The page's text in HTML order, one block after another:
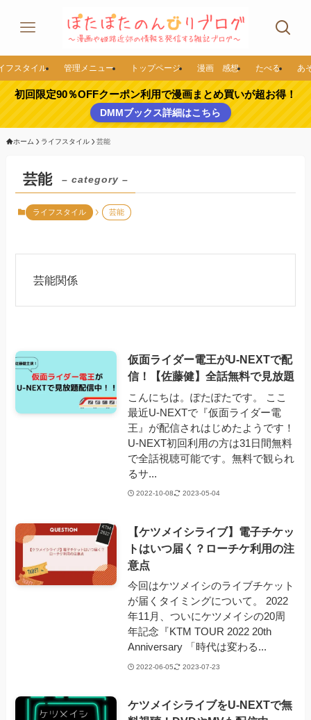
フスタイル 管理メニュー トップページ 漫画 感想 たべる あ
初回限定90％OFFクーポン利用で漫画まとめ買いが超お得！
DMMブックス詳細はこちら
ホーム ライフスタイル 芸能
芸能 – category –
ライフスタイル 芸能
芸能関係
仮面ライダー電王がU-NEXTで配
信！【佐藤健】全話無料で見放題
こんにちは。ぽたぽたです。 ここ
最近U-NEXTで『仮面ライダー電
王』が配信されはじめたようです！
U-NEXT初回利用の方は31日間無料
で全話視聴可能です。無料で観られ
るサ...
2022-10-08 2023-05-04
【ケツメイシライブ】電子チケッ
トはいつ届く？ローチケ利用の注
意点
今回はケツメイシのライブチケット
が届くタイミングについて。 2022
年11月、ついにケツメイシの20周
年記念『KTM TOUR 2022 20th
Anniversary 「時代は変わる...
2022-06-05 2023-07-23
ケツメイシライブをU-NEXTで無